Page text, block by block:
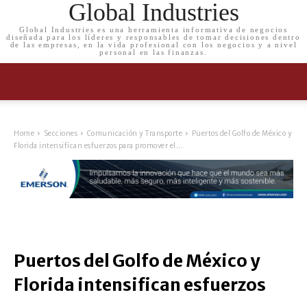
Global Industries
Global Industries es una herramienta informativa de negocios
diseñada para los líderes y responsables de tomar decisiones dentro
de las empresas, en la vida profesional con los negocios y a nivel
personal en las finanzas.
Home Secciones Comunicación y Transporte
Puertos del Golfo de México y
Florida intensifican esfuerzos para promover el...
Puertos del Golfo de México y
Florida intensifican esfuerzos